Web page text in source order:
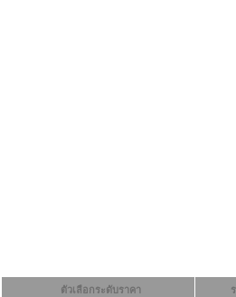
ตัวเลือกระดับราคา